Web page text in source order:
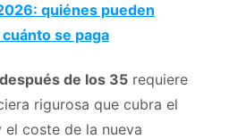
quiénes pueden
se paga
de los 35 requiere
rigurosa que cubra el
coste de la nueva